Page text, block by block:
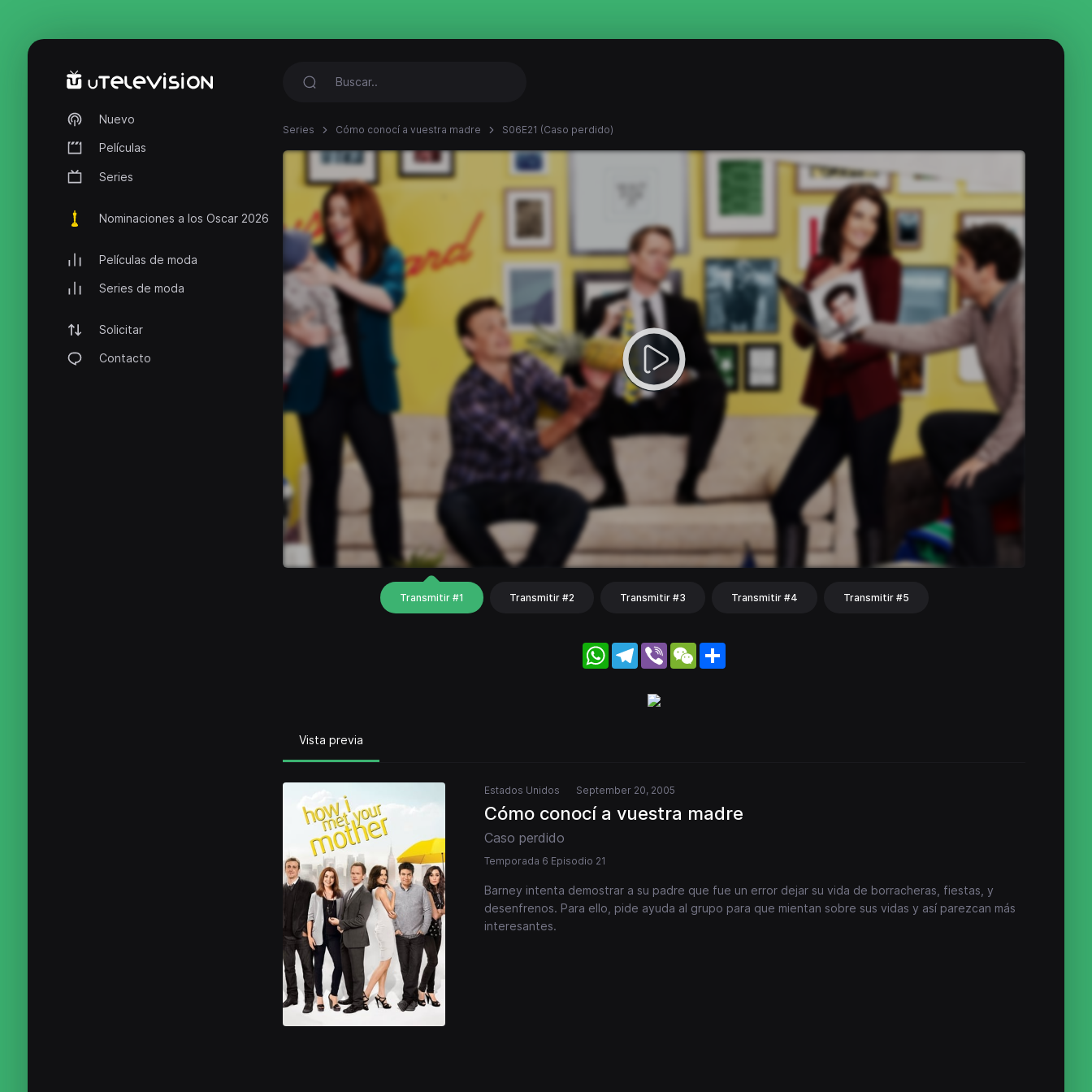
Nuevo
Películas
Series
Nominaciones a los Oscar 2026
Películas de moda
Series de moda
Solicitar
Contacto
Series Cómo conocí a vuestra madre S06E21 (Caso perdido)
Transmitir #1 Transmitir #2 Transmitir #3 Transmitir #4 Transmitir #5
WhatsApp
Telegram
Viber WeChat
Vista previa
Estados Unidos September 20, 2005
Cómo conocí a vuestra madre
Caso perdido
Temporada 6 Episodio 21
Barney intenta demostrar a su padre que fue un error dejar su vida de borracheras, fiestas, y
desenfrenos. Para ello, pide ayuda al grupo para que mientan sobre sus vidas y así parezcan más
interesantes.